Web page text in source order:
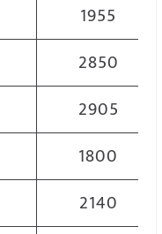
1955
2850
2905
1800
2140